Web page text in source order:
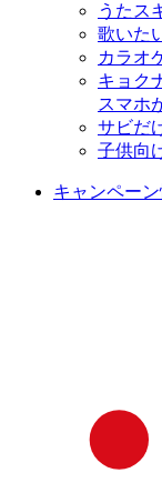
うたス
歌いた
カラオ
キョク
スマホ
サビだ
子供向
キャンペーン